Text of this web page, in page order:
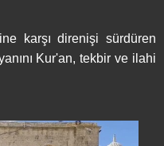
karşı direnişi sürdüren
Kur'an, tekbir ve ilahi